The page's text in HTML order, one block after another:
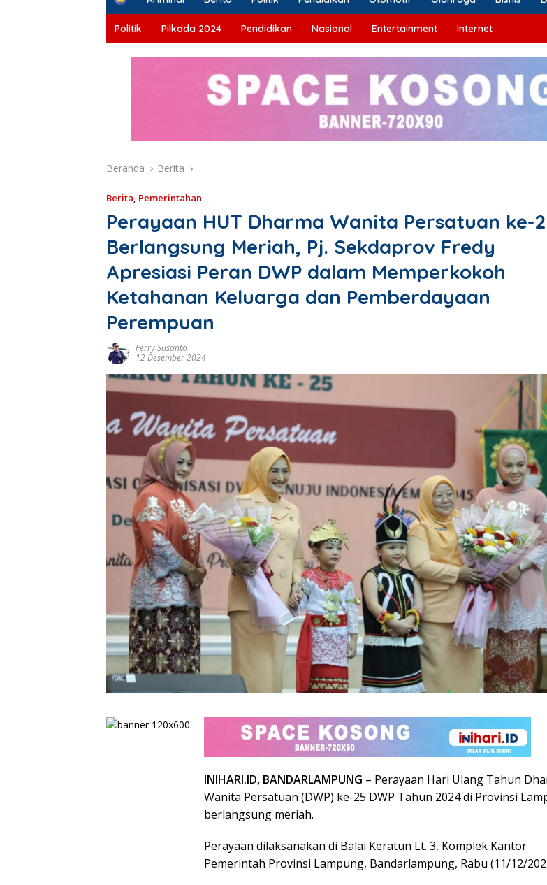
m
e
Politik Pilkada 2024 Pendidikan Nasional Entertainment Internet
Beranda Berita
Berita, Pemerintahan
Perayaan HUT Dharma Wanita Persatuan ke-
Berlangsung Meriah, Pj. Sekdaprov Fredy
Apresiasi Peran DWP dalam Memperkokoh
Ketahanan Keluarga dan Pemberdayaan
Perempuan
Ferry Susanto
12 Desember 2024
INIHARI.ID, BANDARLAMPUNG – Perayaan Hari Ulang Tahun
Wanita Persatuan (DWP) ke-25 DWP Tahun 2024 di Provinsi
berlangsung meriah.
Perayaan dilaksanakan di Balai Keratun Lt. 3, Komplek Kantor
Pemerintah Provinsi Lampung, Bandarlampung, Rabu (11/12/